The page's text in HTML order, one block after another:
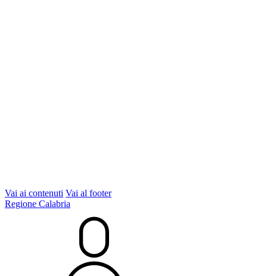
Vai ai contenuti Vai al footer
Regione Calabria